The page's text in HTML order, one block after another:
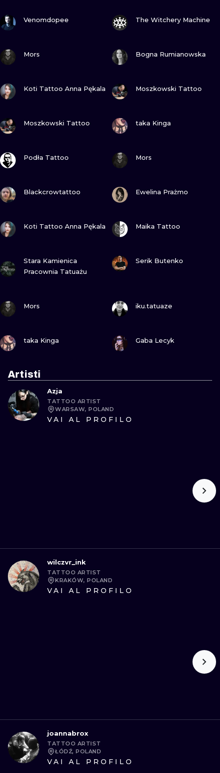
UV
Venomdopee The Witchery Machine
Mors Bogna Rumianowska
Koti Tattoo Anna Pękala Moszkowski Tattoo
Moszkowski Tattoo taka Kinga
Podła Tattoo Mors
Blackcrowtattoo Ewelina Prażmo
Koti Tattoo Anna Pękala Maika Tattoo
Stara Kamienica
Pracownia Tatuażu
Serik Butenko
Mors iku.tatuaze
taka Kinga Gaba Lecyk
Artisti
Azja
TATTOO ARTIST
WARSAW, POLAND
VAI AL PROFILO
wilczvr_ink
TATTOO ARTIST
KRAKÓW, POLAND
VAI AL PROFILO
joannabrox
TATTOO ARTIST
ŁÓDŹ, POLAND
VAI AL PROFILO